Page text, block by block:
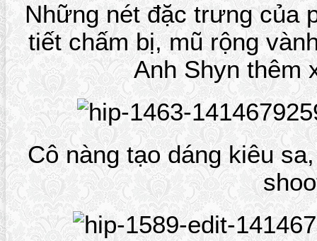
Những nét đặc trưng của
tiết chấm bị, mũ rộng
Anh Shyn thêm
Cô nàng tạo dáng kiêu